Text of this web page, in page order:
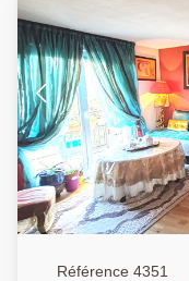
parking privative
première
01.34.34.12.12
Référence 4351